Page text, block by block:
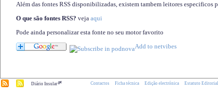
Além das fontes RSS disponibilizadas, existem tambem leitores especificos
O que são fontes RSS? veja aqui
Pode ainda personalizar esta fonte no seu motor favorito
Diário Insular.pt Contactos Ficha técnica Edição electrónica Estatuto Editorial